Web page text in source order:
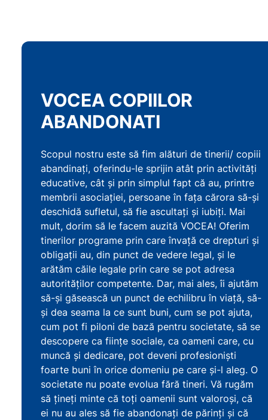
VOCEA COPIILOR
ABANDONATI
Scopul nostru este să fim alături de tinerii/ copiii
abandinați, oferindu-le sprijin atât prin activități
educative, cât și prin simplul fapt că au, printre
membrii asociației, persoane în fața cărora să-și
deschidă sufletul, să fie ascultați și iubiți. Mai
mult, dorim să le facem auzită VOCEA! Oferim
tinerilor programe prin care învață ce drepturi și
obligații au, din punct de vedere legal, și le
arătăm căile legale prin care se pot adresa
autorităților competente. Dar, mai ales, îi ajutăm
să-și găsească un punct de echilibru în viață, să-
și dea seama la ce sunt buni, cum se pot ajuta,
cum pot fi piloni de bază pentru societate, să se
descopere ca ființe sociale, ca oameni care, cu
muncă și dedicare, pot deveni profesioniști
foarte buni în orice domeniu pe care și-l aleg. O
societate nu poate evolua fără tineri. Vă rugăm
să țineți minte că toți oamenii sunt valoroși, că
ei nu au ales să fie abandonați de părinți și că